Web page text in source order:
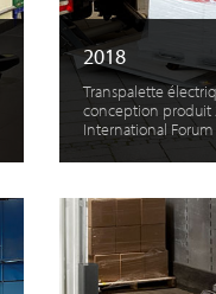
2018
Transpalette
conception produit
International